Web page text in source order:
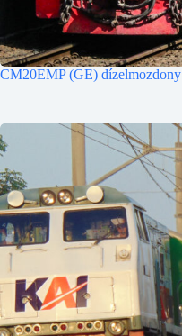
CM20EMP (GE) dízelmozdony